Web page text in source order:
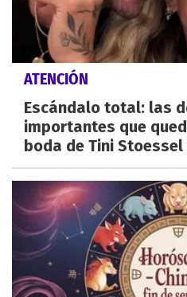
ATENCIÓN
Escándalo total: las
importantes que
boda de Tini